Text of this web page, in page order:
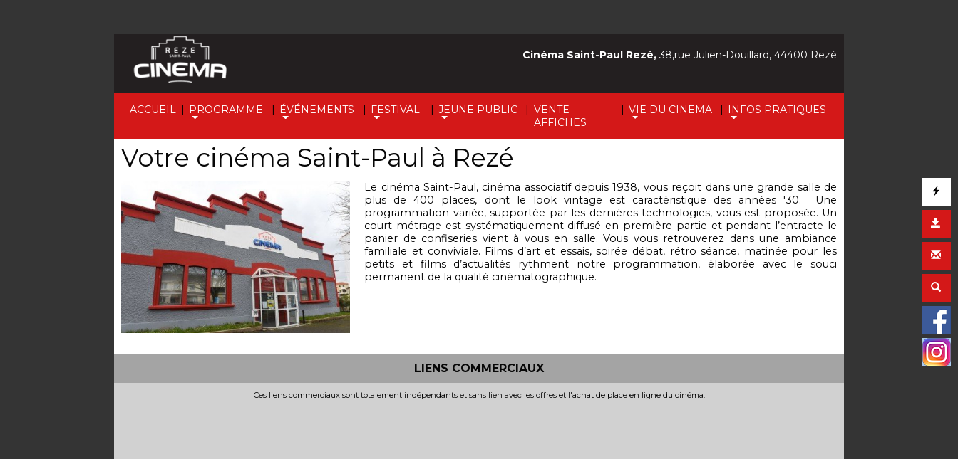
ACCUEIL | PROGRAMME | ÉVÉNEMENTS | FESTIVAL | JEUNE PUBLIC | VENTE
AFFICHES
| VIE DU CINEMA | INFOS PRATIQUES
Cinéma Saint-Paul Rezé,38,rue Julien-Douillard, 44400 Rezé
Votre cinéma Saint-Paul à Rezé
Le cinéma Saint-Paul, cinéma associatif depuis 1938, vous reçoit dans une grande salle de
plus de 400 places, dont le look vintage est caractéristique des années '30. Une
programmation variée, supportée par les dernières technologies, vous est proposée. Un
court métrage est systématiquement diffusé en première partie et pendant l’entracte le
panier de confiseries vient à vous en salle.Vous vous retrouverez dans une ambiance
familiale et conviviale. Films d’art et essais, soirée débat, rétro séance, matinée pour les
petits et films d’actualités rythment notre programmation, élaborée avec le souci
permanent de la qualité cinématographique.
LIENS COMMERCIAUX
Ces liens commerciaux sont totalement indépendants et sans lien avec les offres et l'achat de place en ligne du cinéma.